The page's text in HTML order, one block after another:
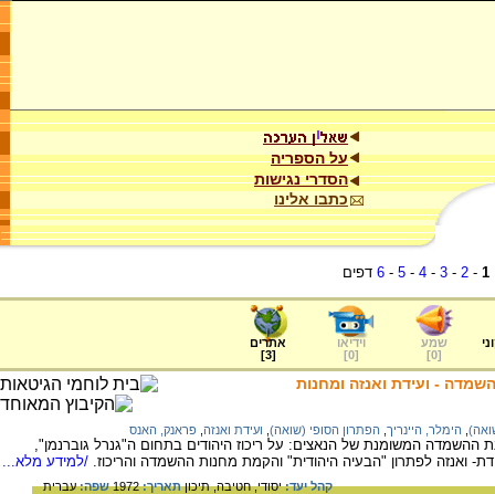
על הספריה
הסדרי נגישות
כתבו אלינו
1
-
2
-
3
-
4
-
5
-
6 דפים
שמע
[
0
]
וידיאו
[
0
]
אתרים
[
3
]
- ועידת ואנזה ומחנות
הימלר, היינריך הפתרון הסופי (שואה) ועידת ואנזה פראנק, האנס
ההשמדה המשומנת של הנאצים: על ריכוז היהודים בתחום ה"גנרל גוברנמן",
ואנזה לפתרון "הבעיה היהודית" והקמת מחנות ההשמדה והריכוז. /למידע מלא...
קהל יעד:יסודי,חטיבה,תיכוןתאריך:1972 שפה:עברית